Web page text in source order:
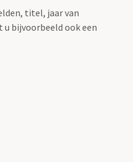
titel, jaar van
u bijvoorbeeld ook een